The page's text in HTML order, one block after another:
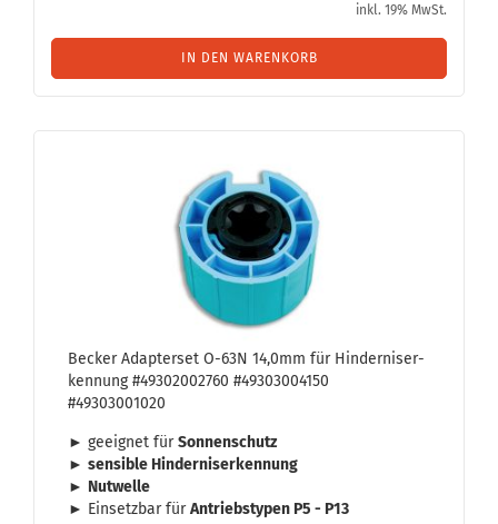
inkl. 19% MwSt.
IN DEN WARENKORB
Be­cker Ad­ap­ter­set O-63N 14,0mm für Hin­der­nis­er­
ken­nung #49302002760 #49303004150
#49303001020
► ge­eig­net fürSon­nen­schutz
► sen­si­ble Hin­der­nis­er­ken­nung
► Nut­wel­le
► Ein­setz­bar fürAn­triebs­ty­pen P5 - P13